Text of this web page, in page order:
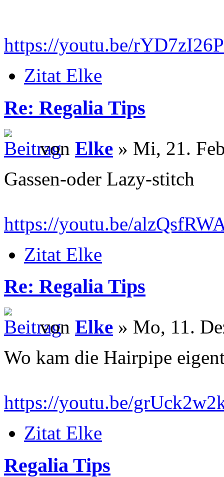
https://youtu.be/
Zitat Elke
Re: Regalia Tips
von Elke » Mi, 21.
Gassen-oder Lazy-stitch
https://youtu.be/
Zitat Elke
Re: Regalia Tips
von Elke » Mo, 11.
Wo kam die Hairpipe
https://youtu.be/
Zitat Elke
Regalia Tips